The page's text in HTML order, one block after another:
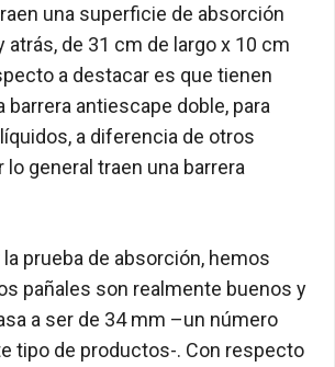
una superficie de absorción
atrás, de 31 cm de largo x 10 cm
a destacar es que tienen
barrera antiescape doble, para
a diferencia de otros
lo general traen una barrera
prueba de absorción, hemos
pañales son realmente buenos y
a ser de 34 mm –un número
tipo de productos-. Con respecto